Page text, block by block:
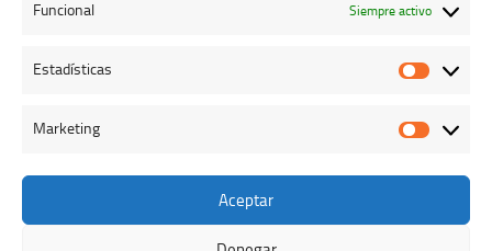
Funcional Siempre activo
Estadísticas
Marketing
Aceptar
Colegio Oficial de Veterinarios de Cáceres © 2026. Todos los